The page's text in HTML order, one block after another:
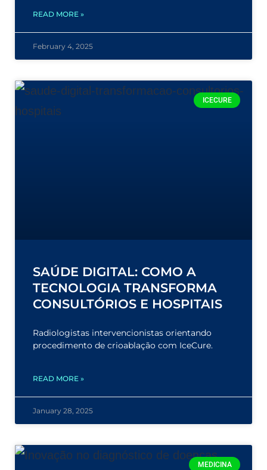
READ MORE »
February 4, 2025
ICECURE
SAÚDE DIGITAL: COMO A
TECNOLOGIA TRANSFORMA
CONSULTÓRIOS E HOSPITAIS
Radiologistas intervencionistas orientando
procedimento de crioablação com IceCure.
READ MORE »
January 28, 2025
MEDICINA